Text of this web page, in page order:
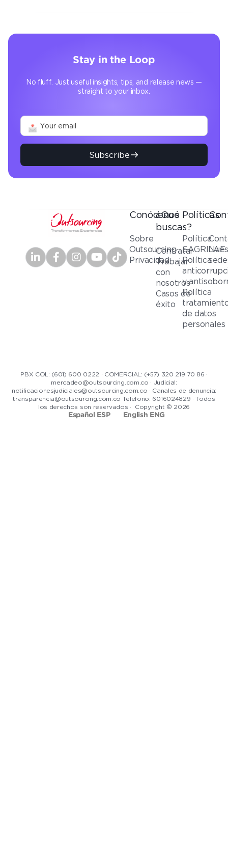
Stay in the Loop
No fluff. Just useful insights, tips, and release news —
straight to your inbox.
Subscribe
Conócenos
Sobre
Outsourcing
Privacidad
¿Qué
buscas?
Contratar
Trabajar
con
nosotros
Casos de
éxito
Políticas
Política
SAGRILAF
Política
y
Política
de datos
personales
PBX COL: (601) 600 0222 · COMERCIAL: (+57) 320 219 70 86 ·
mercadeo@outsourcing.com.co · Judicial:
notificacionesjudiciales@outsourcing.com.co · Canales de denuncia:
transparencia@outsourcing.com.co Telefono: 6016024829 · Todos
los derechos son reservados · Copyright © 2026
Español ESP English ENG